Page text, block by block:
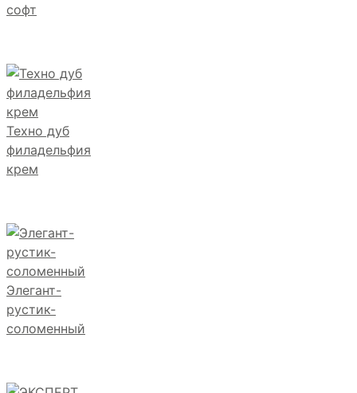
софт
Техно дуб
филадельфия
крем
Элегант-
рустик-
соломенный